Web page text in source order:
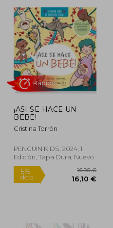
5%
dcto.
¡ASI SE HACE UN
BEBE!
Cristina Torrón
PENGUIN KIDS, 2024, 1
Edición, Tapa Dura, Nuevo
Rápido